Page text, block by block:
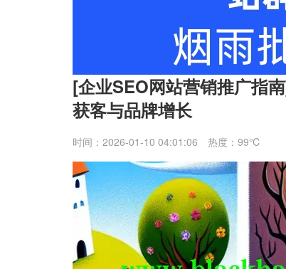
[企业SEO网站营销推广指
获客与品牌增长
时间：2026-01-10 04:01:06 热度：99℃